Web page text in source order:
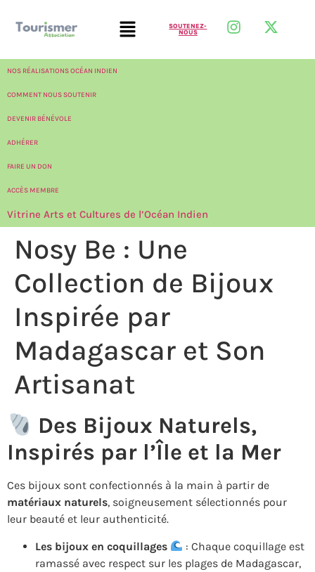
SOUTENEZ-
NOUS
NOS RÉALISATIONS OCÉAN INDIEN
COMMENT NOUS SOUTENIR
DEVENIR BÉNÉVOLE
ADHÉRER
FAIRE UN DON
ACCÈS MEMBRE
Vitrine Arts et Cultures de l’Océan Indien
Nosy Be : Une
Collection de Bijoux
Inspirée par
Madagascar et Son
Artisanat
Des Bijoux Naturels,
Inspirés par l’Île et la Mer
Ces bijoux sont confectionnés à la main à partir de
matériaux naturels, soigneusement sélectionnés pour
leur beauté et leur authenticité.
Les bijoux en coquillages
: Chaque coquillage est
ramassé avec respect sur les plages de Madagascar,